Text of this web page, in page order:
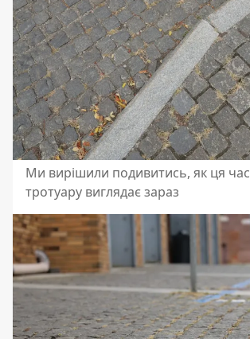
Ми вирішили подивитись, як ця
тротуару виглядає зараз